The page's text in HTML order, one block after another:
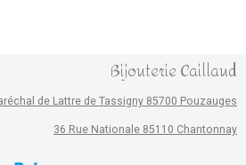
Bijouterie Caillaud
de Lattre de Tassigny 85700 Pouzauges
36 Rue Nationale 85110 Chantonnay